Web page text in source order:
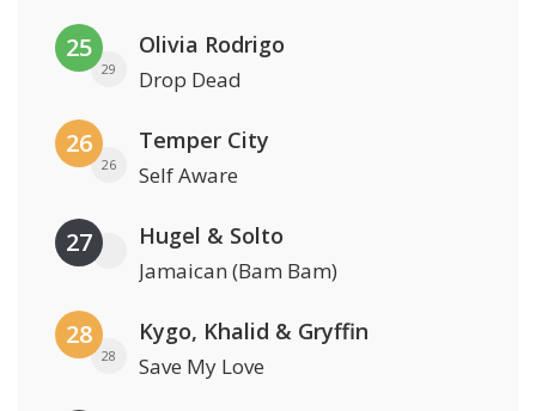
25
29
Olivia Rodrigo
Drop Dead
26
26
Temper City
Self Aware
27 Hugel & Solto
Jamaican (Bam Bam)
28
28
Kygo, Khalid & Gryffin
Save My Love